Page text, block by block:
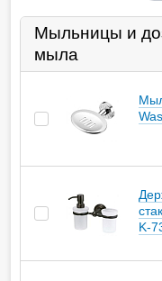
Мыльницы и
мыла
K-